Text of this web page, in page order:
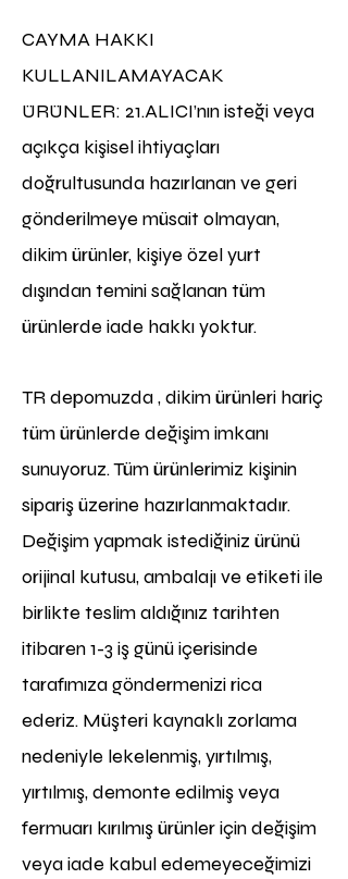
CAYMA HAKKI
KULLANILAMAYACAK
ÜRÜNLER: 21.ALICI’nın isteği veya
açıkça kişisel ihtiyaçları
doğrultusunda hazırlanan ve geri
gönderilmeye müsait olmayan,
dikim ürünler, kişiye özel yurt
dışından temini sağlanan tüm
ürünlerde iade hakkı yoktur.
TR depomuzda , dikim ürünleri hariç
tüm ürünlerde değişim imkanı
sunuyoruz. Tüm ürünlerimiz kişinin
sipariş üzerine hazırlanmaktadır.
Değişim yapmak istediğiniz ürünü
orijinal kutusu, ambalajı ve etiketi ile
birlikte teslim aldığınız tarihten
itibaren 1-3 iş günü içerisinde
tarafımıza göndermenizi rica
ederiz. Müşteri kaynaklı zorlama
nedeniyle lekelenmiş, yırtılmış,
yırtılmış, demonte edilmiş veya
fermuarı kırılmış ürünler için değişim
veya iade kabul edemeyeceğimizi